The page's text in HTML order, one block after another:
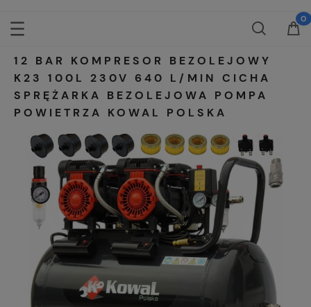
12 BAR KOMPRESOR BEZOLEJOWY
K23 100L 230V 640 L/MIN CICHA
SPRĘŻARKA BEZOLEJOWA POMPA
POWIETRZA KOWAL POLSKA